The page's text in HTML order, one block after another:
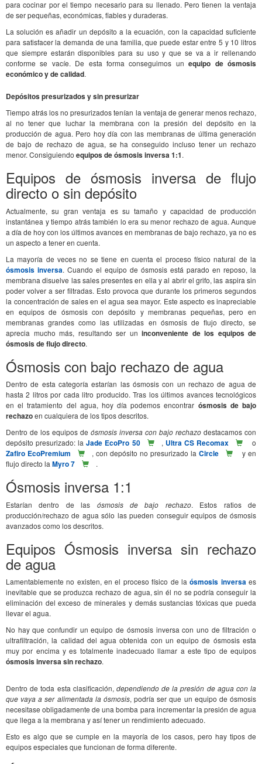
para cocinar por el tiempo necesario para su llenado. Pero tienen la ventaja
de ser pequeñas, económicas, fiables y duraderas.
La solución es añadir un depósito a la ecuación, con la capacidad suficiente
para satisfacer la demanda de una familia, que puede estar entre 5 y 10 litros
que siempre estarán disponibles para su uso y que se va a ir rellenando
conforme se vacíe. De esta forma conseguimos unequipo de ósmosis
económico y de calidad.
Depósitos presurizados y sin presurizar
Tiempo atrás los no presurizados tenían la ventaja de generar menos rechazo,
al no tener que luchar la membrana con la presión del depósito en la
producción de agua. Pero hoy día con las membranas de última generación
de bajo de rechazo de agua, se ha conseguido incluso tener un rechazo
menor. Consiguiendo equipos de ósmosis inversa 1:1.
Equipos de ósmosis inversa de flujo
directo o sin depósito
Actualmente, su gran ventaja es su tamaño y capacidad de producción
instantánea y tiempo atrás también lo era su menor rechazo de agua. Aunque
a día de hoy con los últimos avances en membranas de bajo rechazo, ya no es
un aspecto a tener en cuenta.
La mayoría de veces no se tiene en cuenta el proceso físico natural de la
ósmosis inversa. Cuando el equipo de ósmosis está parado en reposo, la
membrana disuelve las sales presentes en ella y al abrir el grifo, las aspira sin
poder volver a ser filtradas. Esto provoca que durante los primeros segundos
la concentración de sales en el agua sea mayor. Este aspecto es inapreciable
en equipos de ósmosis con depósito y membranas pequeñas, pero en
membranas grandes como las utilizadas en ósmosis de flujo directo, se
aprecia mucho más, resultando ser un inconveniente de los equipos de
ósmosis de flujo directo.
Ósmosis con bajo rechazo de agua
Dentro de esta categoría estarían las ósmosis con un rechazo de agua de
hasta 2 litros por cada litro producido. Tras los últimos avances tecnológicos
en el tratamiento del agua, hoy día podemos encontrar ósmosis de bajo
rechazoen cualquiera de los tipos descritos.
Dentro de los equipos de ósmosis inversa con bajo rechazo destacamos con
depósito presurizado: laJade EcoPro 50 , Ultra CS Recomax o
Zafiro EcoPremium , con depósito no presurizado la Circle
y en
flujo directo la Myro 7 .
Ósmosis inversa 1:1
Estarían dentro de las ósmosis de bajo rechazo. Estos ratios de
producción/rechazo de agua sólo las pueden conseguir equipos de ósmosis
avanzados como los descritos.
Equipos Ósmosis inversa sin rechazo
de agua
Lamentablemente no existen, en el proceso físico de laósmosis inversa es
inevitable que se produzca rechazo de agua, sin él no se podría conseguir la
eliminación del exceso de minerales y demás sustancias tóxicas que pueda
llevar el agua.
No hay que confundir un equipo de ósmosis inversa con uno de filtración o
ultrafiltración, la calidad del agua obtenida con un equipo de ósmosis esta
muy por encima y es totalmente inadecuado llamar a este tipo de equipos
ósmosis inversa sin rechazo.
Dentro de toda esta clasificación, dependiendo de la presión de agua con la
que vaya a ser alimentada la ósmosis, podría ser que un equipo de ósmosis
necesitase obligadamente de una bomba para incrementar la presión de agua
que llega a la membrana y así tener un rendimiento adecuado.
Esto es algo que se cumple en la mayoría de los casos, pero hay tipos de
equipos especiales que funcionan de forma diferente.